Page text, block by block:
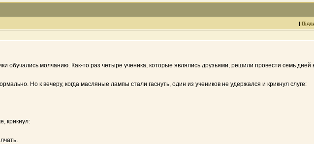
|
обучались молчанию. Как-то раз четыре ученика, которые являлись друзьями, решили провести семь дней
Но к вечеру, когда масляные лампы стали гаснуть, один из учеников не удержался и крикнул слуге:
крикнул: